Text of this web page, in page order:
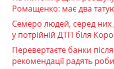
Ромащенко: має два
Семеро людей, серед них
у потрійній ДТП біля
Перевертаєте банки
рекомендації радять